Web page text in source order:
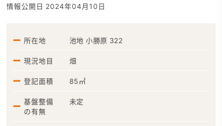
情報公開日 2024年04月10日
所在地 池地 小勝原 322
現況地目 畑
登記面積 85㎡
基盤整備
の有無
未定